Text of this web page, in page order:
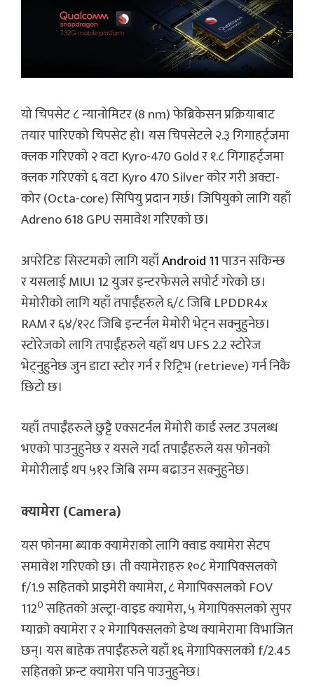
यो चिपसेट ८ न्यानोमिटर (8 nm) फेब्रिकेसन प्रक्रियाबाट
तयार पारिएको चिपसेट हो। यस चिपसेटले २.३ गिगाहर्ट्जमा
क्लक गरिएको २ वटा Kyro-470 Gold र १.८ गिगाहर्ट्जमा
क्लक गरिएको ६ वटा Kyro 470 Silver कोर गरी अक्टा-
कोर (Octa-core) सिपियु प्रदान गर्छ। जिपियुको लागि यहाँ
Adreno 618 GPU समावेश गरिएको छ।
अपरेटिङ सिस्टमको लागि यहाँAndroid 11पाउन सकिन्छ
र यसलाई MIUI 12 युजर इन्टरफेसले सपोर्ट गरेको छ।
मेमोरीको लागि यहाँ तपाईँहरुले ६/८ जिबि LPDDR4x
RAM र ६४/१२८ जिबि इन्टर्नल मेमोरी भेट्न सक्नुहुनेछ।
स्टोरेजको लागि तपाईँहरुले यहाँ थप UFS 2.2 स्टोरेज
भेट्नुहुनेछ जुन डाटा स्टोर गर्न र रिट्रिभ (retrieve) गर्न निकै
छिटो छ।
यहाँ तपाईँहरुले छुट्टै एक्सटर्नल मेमोरी कार्ड स्लट उपलब्ध
भएको पाउनुहुनेछ र यसले गर्दा तपाईँहरुले यस फोनको
मेमोरीलाई थप ५१२ जिबि सम्म बढाउन सक्नुहुनेछ।
क्यामेरा (Camera)
यस फोनमा ब्याक क्यामेराको लागि क्वाड क्यामेरा सेटप
समावेश गरिएको छ। ती क्यामेराहरु १०८ मेगापिक्सलको
f/1.9 सहितको प्राइमेरी क्यामेरा, ८ मेगापिक्सलको FOV
1120 सहितको अल्ट्रा-वाइड क्यामेरा, ५ मेगापिक्सलको सुपर
म्याक्रो क्यामेरा र २ मेगापिक्सलको डेप्थ क्यामेरामा विभाजित
छन्। यस बाहेक तपाईँहरुले यहाँ १६ मेगापिक्सलको f/2.45
सहितको फ्रन्ट क्यामेरा पनि पाउनुहुनेछ।